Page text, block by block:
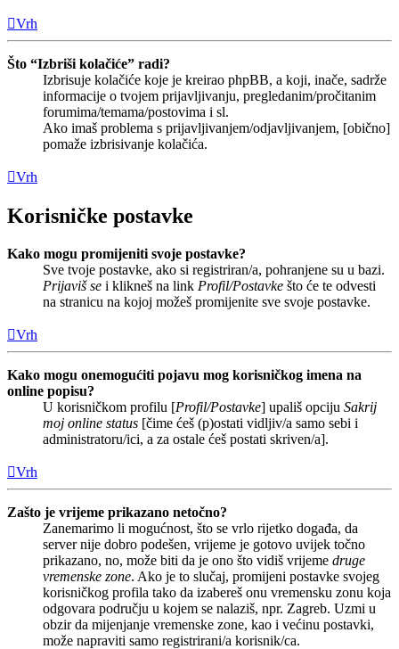
Vrh
Što “Izbriši kolačiće” radi?
Izbrisuje kolačiće koje je kreirao phpBB, a koji, inače, sadrže
informacije o tvojem prijavljivanju, pregledanim/pročitanim
forumima/temama/postovima i sl.
Ako imaš problema s prijavljivanjem/odjavljivanjem, [obično]
pomaže izbrisivanje kolačića.
Vrh
Korisničke postavke
Kako mogu promijeniti svoje postavke?
Sve tvoje postavke, ako si registriran/a, pohranjene su u bazi.
Prijaviš se i klikneš na link Profil/Postavke što će te odvesti
na stranicu na kojoj možeš promijenite sve svoje postavke.
Vrh
Kako mogu onemogućiti pojavu mog korisničkog imena na
online popisu?
U korisničkom profilu [Profil/Postavke] upališ opciju Sakrij
moj online status [čime ćeš (p)ostati vidljiv/a samo sebi i
administratoru/ici, a za ostale ćeš postati skriven/a].
Vrh
Zašto je vrijeme prikazano netočno?
Zanemarimo li mogućnost, što se vrlo rijetko događa, da
server nije dobro podešen, vrijeme je gotovo uvijek točno
prikazano, no, može biti da je ono što vidiš vrijeme druge
vremenske zone. Ako je to slučaj, promijeni postavke svojeg
korisničkog profila tako da izabereš onu vremensku zonu koja
odgovara području u kojem se nalaziš, npr. Zagreb. Uzmi u
obzir da mijenjanje vremenske zone, kao i većinu postavki,
može napraviti samo registrirani/a korisnik/ca.